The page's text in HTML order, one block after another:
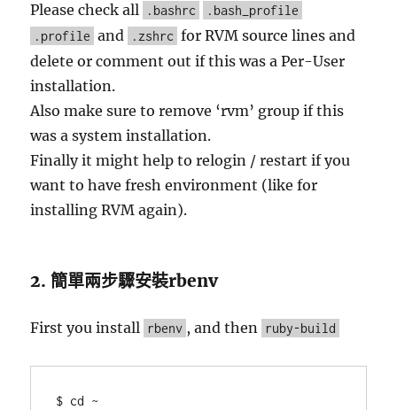
Please check all
.bashrc
.bash_profile
.profile and .zshrc for RVM source lines and
delete or comment out if this was a Per-User
installation.
Also make sure to remove ‘rvm’ group if this
was a system installation.
Finally it might help to relogin / restart if you
want to have fresh environment (like for
installing RVM again).
2. 簡單兩步驟安裝rbenv
First you install rbenv , and then ruby-build
$ cd ~